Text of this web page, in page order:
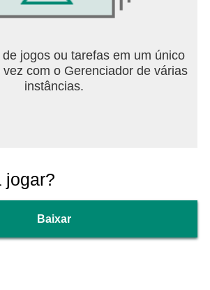
jogos ou tarefas em um único
com o Gerenciador de várias
instâncias.
jogar?
Baixar